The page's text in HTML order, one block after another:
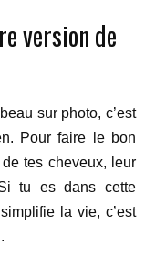
version de
sur photo, c’est
Pour faire le bon
tes cheveux, leur
tu es dans cette
la vie, c’est